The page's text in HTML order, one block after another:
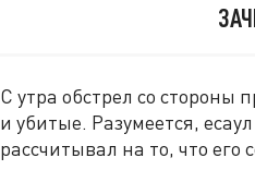
С утра обстрел со стороны
и убитые. Разумеется,
рассчитывал на то, что